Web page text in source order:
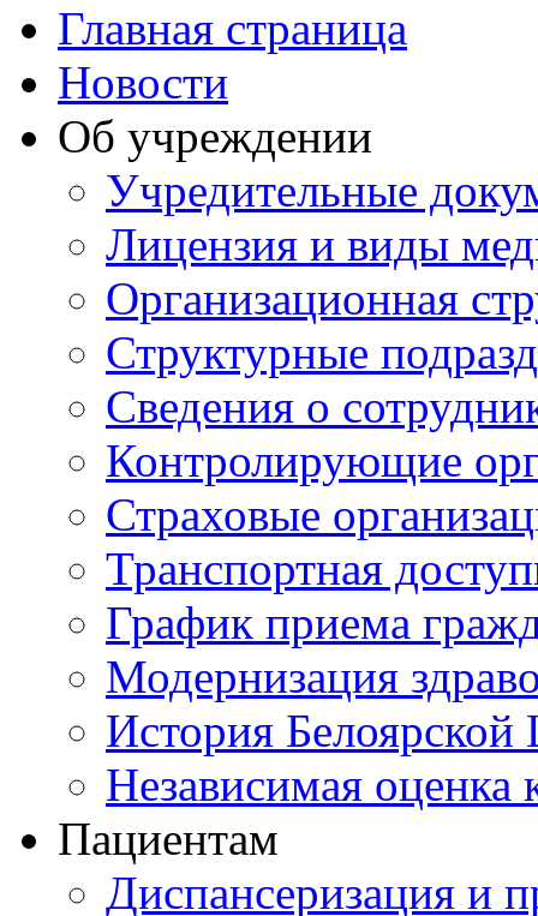
Главная страница
Новости
Об учреждении
Учредительные
Лицензия и виды
Организационная
Структурные
Сведения о
Контролирующие
Страховые
Транспортная
График приема
Модернизация
История
Независимая оценка
Пациентам
Диспансеризация и